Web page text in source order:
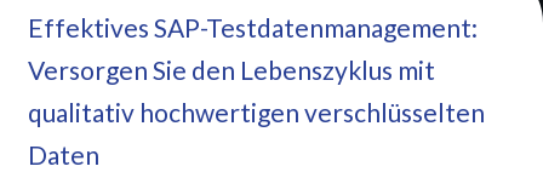
Effektives SAP-Testdatenmanagement:
Versorgen Sie den Lebenszyklus mit
qualitativ hochwertigen verschlüsselten
Daten